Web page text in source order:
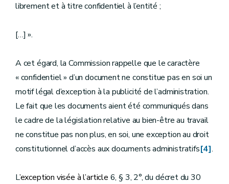
librement et à titre confidentiel à l’entité ;
[…] ».
A cet égard, la Commission rappelle que le caractère
« confidentiel » d’un document ne constitue pas en soi un
motif légal d’exception à la publicité de l’administration.
Le fait que les documents aient été communiqués dans
le cadre de la législation relative au bien-être au travail
ne constitue pas non plus, en soi, une exception au droit
constitutionnel d’accès aux documents administratifs[4].
L’exception visée à l’article 6, § 3, 2°, du décret du 30